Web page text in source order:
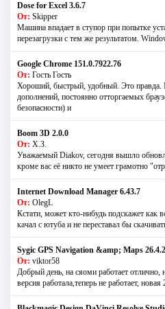
Dose for Excel 3.6.7
От: Skipper
Машина впадает в ступор при попытке
перезагрузки с тем же результатом.
Google Chrome 151.0.7922.76
От: Гость Гость
Хороший, быстрый, удобный. Это
дополнений, постоянно отторгаемых
безопасности) и
Boom 3D 2.0.0
От: Х.З.
Уважаемый Diakov, сегодня вышло
кроме вас её никто не умеет грамотно
Internet Download Manager 6.43.7
От: OlegL
Кстати, может кто-нибудь подскажет как
качал с ютуба и не переставал бы
Sygic GPS Navigation &amp; Maps 26.4.2
От: viktor58
Добрый день, на сяоми работает
версия работала,теперь не работает,